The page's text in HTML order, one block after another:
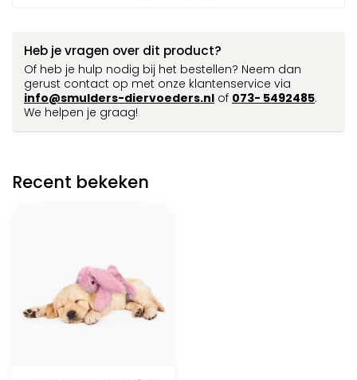
Heb je vragen over dit product?
Of heb je hulp nodig bij het bestellen? Neem dan
gerust contact op met onze klantenservice via
info@smulders-diervoeders.nl of 073- 5492485.
We helpen je graag!
Recent bekeken